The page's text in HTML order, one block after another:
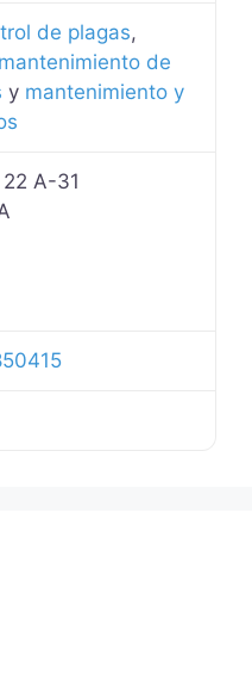
de plagas,
mantenimiento de
y mantenimiento y
22 A-31